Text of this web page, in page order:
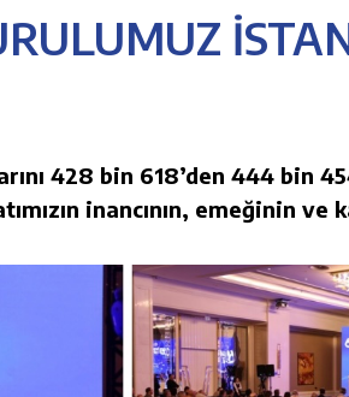
428 bin 618’den 444 bin
inancının, emeğinin ve